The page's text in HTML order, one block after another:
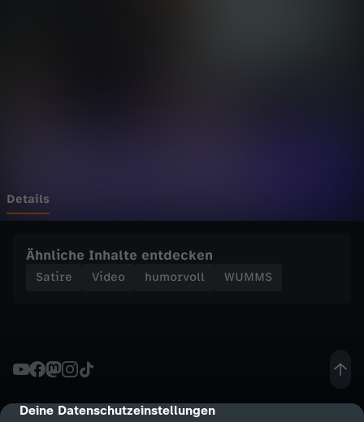
cmp-dialog-description
Deine Datenschutzeinstellungen
h
d
i
D
e
Details
Ähnliche Inhalte entdecken
Satire Video humorvoll WUMMS